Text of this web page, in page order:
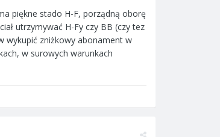
piękne stado H-F, porządną oborę
utrzymywać H-Fy czy BB (czy tez
wykupić zniżkowy abonament w
w surowych warunkach